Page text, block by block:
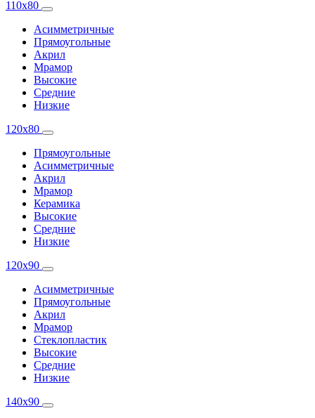
110x80
Асимметричные
Прямоугольные
Акрил
Мрамор
Высокие
Средние
Низкие
120x80
Прямоугольные
Асимметричные
Акрил
Мрамор
Керамика
Высокие
Средние
Низкие
120x90
Асимметричные
Прямоугольные
Акрил
Мрамор
Стеклопластик
Высокие
Средние
Низкие
140x90